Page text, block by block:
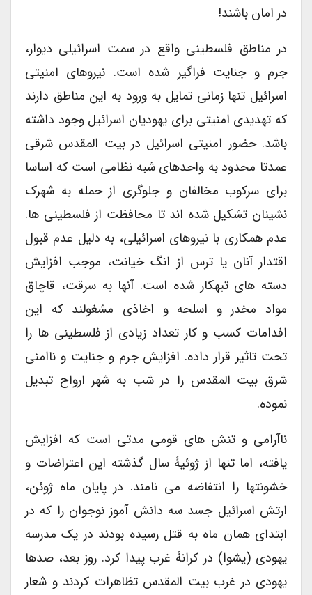
در امان باشند!
در مناطق فلسطینی واقع در سمت اسرائیلی دیوار،
جرم و جنایت فراگیر شده است. نیروهای امنیتی
اسرائیل تنها زمانی تمایل به ورود به این مناطق دارند
که تهدیدی امنیتی برای یهودیان اسرائیل وجود داشته
باشد. حضور امنیتی اسرائیل در بیت المقدس شرقی
عمدتا محدود به واحدهای شبه نظامی است که اساسا
برای سرکوب مخالفان و جلوگری از حمله به شهرک
نشینان تشکیل شده اند تا محافظت از فلسطینی ها.
عدم همکاری با نیروهای اسرائیلی، به دلیل عدم قبول
اقتدار آنان یا ترس از انگ خیانت، موجب افزایش
دسته های تبهکار شده است. آنها به سرقت، قاچاق
مواد مخدر و اسلحه و اخاذی مشغولند که این
افدامات کسب و کار تعداد زیادی از فلسطینی ها را
تحت تاثیر قرار داده. افزایش جرم و جنایت و ناامنی
شرق بیت المقدس را در شب به شهر ارواح تبدیل
نموده.
ناآرامی و تنش های قومی مدتی است که افزایش
یافته، اما تنها از ژوئیۀ سال گذشته این اعتراضات و
خشونتها را انتفاضه می نامند. در پایان ماه ژوئن،
ارتش اسرائیل جسد سه دانش آموز نوجوان را که در
ابتدای همان ماه به قتل رسیده بودند در یک مدرسه
یهودی (یشوا) در کرانۀ غرب پیدا کرد. روز بعد، صدها
یهودی در غرب بیت المقدس تظاهرات کردند و شعار